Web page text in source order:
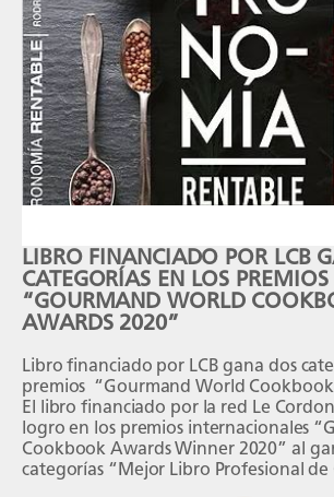
LIBRO FINANCIADO POR LCB
CATEGORÍAS EN LOS PREMIOS
“GOURMAND WORLD
AWARDS 2020”
Libro financiado por LCB gana dos
premios “Gourmand World
El libro financiado por la red Le
logro en los premios internacionales
Cookbook Awards Winner 2020” al
categorías “Mejor Libro Profesional de